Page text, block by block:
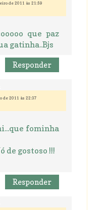
de 2011 às 21:59
que paz
gatinha..Bjs
Responder
de 2011 às 22:37
fominha
de gostoso !!!
Responder